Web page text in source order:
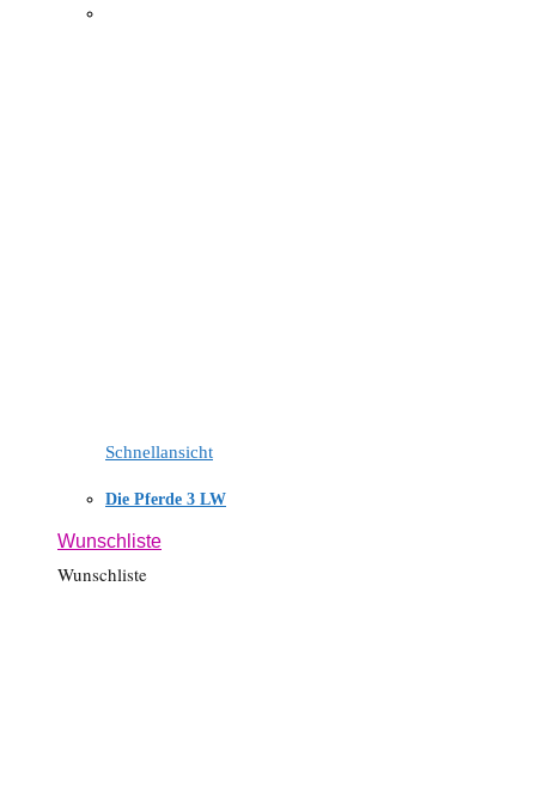
Schnellansicht
Die Pferde 3 LW
Wunschliste
Wunschliste